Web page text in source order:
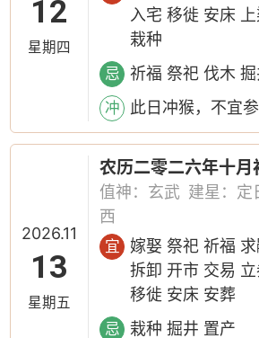
12
星期四
入宅 移徙 安床
栽种
忌 祈福 祭祀 伐木
冲 此日冲猴，不宜
2026.11
13
星期五
农历二零二六年十月
值神：玄武 建星：定
西
宜 嫁娶 祭祀 祈福
拆卸 开市 交易
移徙 安床 安葬
忌 栽种 掘井 置产